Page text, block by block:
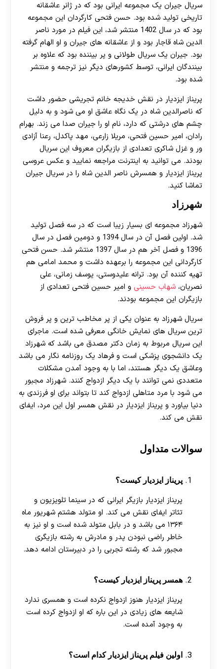
سریال جیران یک مجموعه ایرانی بود که در ژانر عاشقانه
تاریخی تولید شده بود. حسن فتحی کارگردان این مجموعه
بود که در سال 1402 منتشر شد، این فیلم در مورد ناصر
الدین شاه قاجار بود و از عاشقانه های جیران و او الهام گرفته
بود. جیران یک سریال طولانی و پر بیننده بود که علاوه بر
بینندگان ایرانی، توسط کشورهای دیگر نیز ترجمه و منتشر
شده بود.
پریناز ایزدیار در نقش خدیجه خانم تجریشی حضور داشت
که ناصرالدین شاه در یک نگاه عاشق او می شود و به دلیل
چشم های درشتی که دارد، نام او را جیران صدا می زند. بهرام
رادان، امیر حسین فتحی، مریلا زارعی، مهد پاکدل، رعنا آزادی
ور و غزل شاکری تعدادی از بازیگران معروف این سریال
بودند. می توانید به اینترنت مراجعه نمایید و عکس عروسی
پریناز ایزدیار و همسرش ناصر الدین شاه را در سریال جیران
تماشا کنید.
شهرزاد
شهرزاد مجموعه ای بسیار زیبا است که در سه فصل تولید
شد. اولین فصل آن در سال 1394 و دومین فصل در سال
1396 و فصل آخر هم در سال 1397 منتشر شد. حسن فتحی
کارگردانی این مجموعه را برعهده داشت و محمد امامی هم
تهیه کننده آن بود. ترانه علیدوستی، یوسف زمانی، علی
نصریان، شهاب حسینی و امیر حسین فتحی تعدادی از
بازیگران این مجموعه بودند.
سریال شهرزاد به عنوان یکی از پر مخاطب ترین و پر فروش
ترین سریال های نمایش خانگی معرفی شده است. ماجرای
این سریال مربوط به زمان دکتر مصدق می باشد که شهرزاد
یک دانشجوی پزشکی است و فرهاد یک روزنامه نگار می باشد
وعاشق یک دیگر هستند، اما با به وجود آمدن مشکلات
متعددی نمی توانند با یک دیگر ازدواج کنند. شهرزاد مجبور
می شود با مرد متاهلی ازدواج کند تا بتواند برای او فرزندی به
دنیا بیاورد و پریناز ایزدیار در نقش همسر اول این مرد، ایفای
نقش می کند.
سوالات متداول
پریناز ایزدیار کیست؟
پریناز ایزدیار بازیگر ایرانی که در سینما تلویزیون و
تئاتر ایفای نقش می کند. او متولد هشتم شهریور ماه
۱۳۶۴ می باشد و در بابل متولد شده است و او نیز به
خاطر راضی نبودن پدر و مادرش به رشته بازیگری
مجبور شد که رشته تجربی را در دبیرستان ادامه دهد.
همسر پریناز ایزدیار کیست؟
پریناز ایزدیار هنوز ازدواج نکرده است و همسری ندارد
شایعه های زیادی در این باره که او ازدواج کرده است
به وجود آمده است.
اولین فیلم پریناز ایزدیار کدام است؟